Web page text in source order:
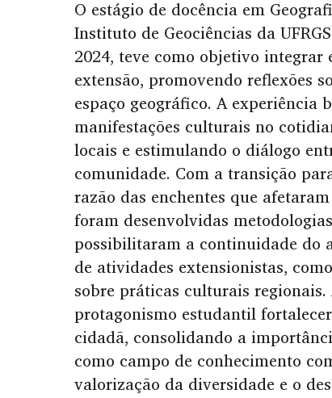
O estágio de docência em
Instituto de Geociências da
2024, teve como objetivo integrar
extensão, promovendo reflexões
espaço geográfico. A experiência
manifestações culturais no
locais e estimulando o diálogo
comunidade. Com a transição
razão das enchentes que
foram desenvolvidas
possibilitaram a continuidade do
de atividades extensionistas,
sobre práticas culturais
protagonismo estudantil
cidadã, consolidando a
como campo de conhecimento
valorização da diversidade e o